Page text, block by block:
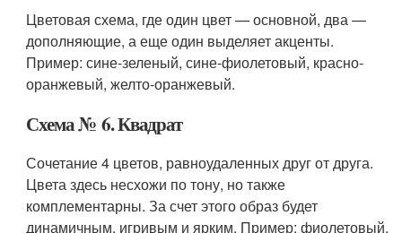
Цветовая схема, где один цвет — основной, два —
дополняющие, а еще один выделяет акценты.
Пример: сине-зеленый, сине-фиолетовый, красно-
оранжевый, желто-оранжевый.
Схема № 6. Квадрат
Сочетание 4 цветов, равноудаленных друг от друга.
Цвета здесь несхожи по тону, но также
комплементарны. За счет этого образ будет
динамичным, игривым и ярким. Пример: фиолетовый,